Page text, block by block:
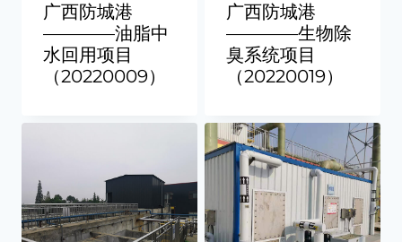
广西防城港
————油脂中
水回用项目
（20220009）
广西防城港
————生物除
臭系统项目
（20220019）